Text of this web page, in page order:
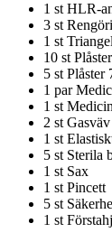
1 st HLR-
3 st
1 st
10 st
5 st Plåster
1 par
1 st
2 st Gasväv
1 st
5 st Sterila
1 st Sax
1 st Pincett
5 st
1 st